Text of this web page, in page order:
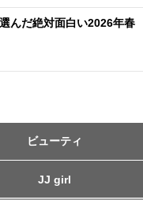
んだ絶対面白い2026年春
ビューティ
JJ girl